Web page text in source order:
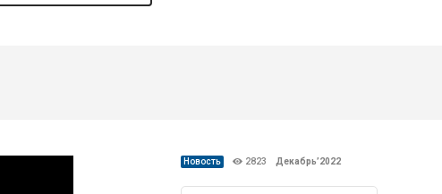
Новость 2823 Декабрь’2022